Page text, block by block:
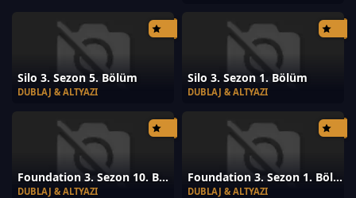
Silo 3. Sezon 5. Bölüm
DUBLAJ & ALTYAZI
Silo 3. Sezon 1. Bölüm
DUBLAJ & ALTYAZI
Foundation 3. Sezon 10. Bölüm
DUBLAJ & ALTYAZI
Foundation 3. Sezon 1. Bölüm
DUBLAJ & ALTYAZI